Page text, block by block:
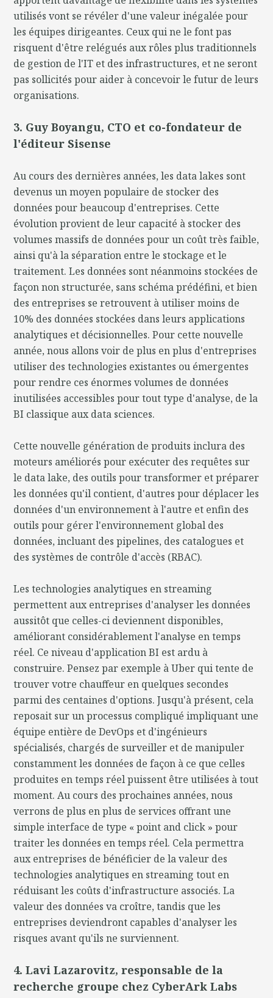
utilisés vont se révéler d'une valeur inégalée pour
les équipes dirigeantes. Ceux qui ne le font pas
risquent d'être relégués aux rôles plus traditionnels
de gestion de l'IT et des infrastructures, et ne seront
pas sollicités pour aider à concevoir le futur de leurs
organisations.
3. Guy Boyangu, CTO et co-fondateur de
l'éditeur Sisense
Au cours des dernières années, les data lakes sont
devenus un moyen populaire de stocker des
données pour beaucoup d'entreprises. Cette
évolution provient de leur capacité à stocker des
volumes massifs de données pour un coût très faible,
ainsi qu'à la séparation entre le stockage et le
traitement. Les données sont néanmoins stockées de
façon non structurée, sans schéma prédéfini, et bien
des entreprises se retrouvent à utiliser moins de
10% des données stockées dans leurs applications
analytiques et décisionnelles. Pour cette nouvelle
année, nous allons voir de plus en plus d'entreprises
utiliser des technologies existantes ou émergentes
pour rendre ces énormes volumes de données
inutilisées accessibles pour tout type d'analyse, de la
BI classique aux data sciences.
Cette nouvelle génération de produits inclura des
moteurs améliorés pour exécuter des requêtes sur
le data lake, des outils pour transformer et préparer
les données qu'il contient, d'autres pour déplacer les
données d'un environnement à l'autre et enfin des
outils pour gérer l'environnement global des
données, incluant des pipelines, des catalogues et
des systèmes de contrôle d'accès (RBAC).
Les technologies analytiques en streaming
permettent aux entreprises d'analyser les données
aussitôt que celles-ci deviennent disponibles,
améliorant considérablement l'analyse en temps
réel. Ce niveau d'application BI est ardu à
construire. Pensez par exemple à Uber qui tente de
trouver votre chauffeur en quelques secondes
parmi des centaines d'options. Jusqu'à présent, cela
reposait sur un processus compliqué impliquant une
équipe entière de DevOps et d'ingénieurs
spécialisés, chargés de surveiller et de manipuler
constamment les données de façon à ce que celles
produites en temps réel puissent être utilisées à tout
moment. Au cours des prochaines années, nous
verrons de plus en plus de services offrant une
simple interface de type « point and click » pour
traiter les données en temps réel. Cela permettra
aux entreprises de bénéficier de la valeur des
technologies analytiques en streaming tout en
réduisant les coûts d'infrastructure associés. La
valeur des données va croître, tandis que les
entreprises deviendront capables d'analyser les
risques avant qu'ils ne surviennent.
4. Lavi Lazarovitz, responsable de la
recherche groupe chez CyberArk Labs